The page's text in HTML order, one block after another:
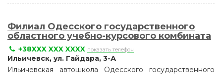
Филиал Одесского государственного
областного учебно-курсового комбината
+38XXX XXX XXXX показать телефон
Ильичевск, ул. Гайдара, 3-А
Ильичевская автошкола Одесского государственного